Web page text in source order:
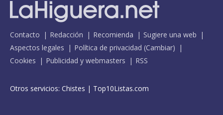
Contacto Redacción Recomienda
Sugiere una web
Aspectos legales
Política de privacidad (Cambiar)
Cookies
Publicidad y webmasters RSS
Otros servicios: Chistes | Top10Listas.com